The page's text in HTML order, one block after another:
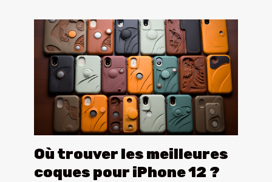
Où trouver les meilleures
coques pour iPhone 12 ?